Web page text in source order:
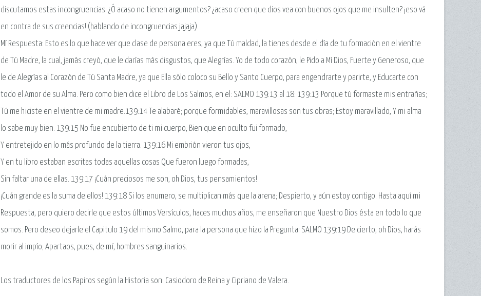
discutamos estas incongruencias. ¿Ó acaso no tienen argumentos? ¿acaso creen que dios vea con buenos ojos que me insulten? ¡eso vá
en contra de sus creencias! (hablando de incongruencias jajaja).
Mí Respuesta: Esto es lo que hace ver que clase de persona eres, ya que Tú maldad, la tienes desde el día de tu formación en el vientre
de Tú Madre, la cual, jamás creyó, que le darías más disgustos, que Alegrías. Yo de todo corazón, le Pido a Mí Dios, Fuerte y Generoso, que
le de Alegrías al Corazón de Tú Santa Madre, ya que Ella sólo coloco su Bello y Santo Cuerpo, para engendrarte y parirte, y Educarte con
todo el Amor de su Alma. Pero como bien dice el Libro de Los Salmos, en el: SALMO 139:13 al 18: 139:13 Porque tú formaste mis entrañas;
Tú me hiciste en el vientre de mi madre.139:14 Te alabaré; porque formidables, maravillosas son tus obras; Estoy maravillado, Y mi alma
lo sabe muy bien. 139:15 No fue encubierto de ti mi cuerpo, Bien que en oculto fui formado,
Y entretejido en lo más profundo de la tierra. 139:16 Mi embrión vieron tus ojos,
Y en tu libro estaban escritas todas aquellas cosas Que fueron luego formadas,
Sin faltar una de ellas. 139:17 ¡Cuán preciosos me son, oh Dios, tus pensamientos!
¡Cuán grande es la suma de ellos! 139:18 Si los enumero, se multiplican más que la arena; Despierto, y aún estoy contigo. Hasta aquí mi
Respuesta, pero quiero decirle que estos últimos Versículos, haces muchos años, me enseñaron que Nuestro Dios ésta en todo lo que
somos. Pero deseo dejarle el Capitulo 19 del mismo Salmo, para la persona que hizo la Pregunta: SALMO 139:19 De cierto, oh Dios, harás
morir al impío; Apartaos, pues, de mí, hombres sanguinarios.
Los traductores de los Papiros según la Historia son: Casiodoro de Reina y Cipriano de Valera.